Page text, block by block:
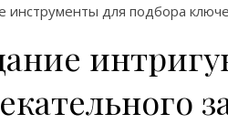
инструменты для подбора